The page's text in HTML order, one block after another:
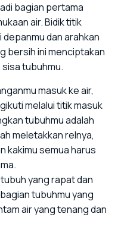
bagian pertama
air. Bidik titik
dan arahkan
bersih ini menciptakan
sisa tubuhmu.
masuk ke air,
melalui titik masuk
tubuhmu adalah
meletakkan relnya,
kakimu semua harus
yang rapat dan
tubuhmu yang
air yang tenang dan